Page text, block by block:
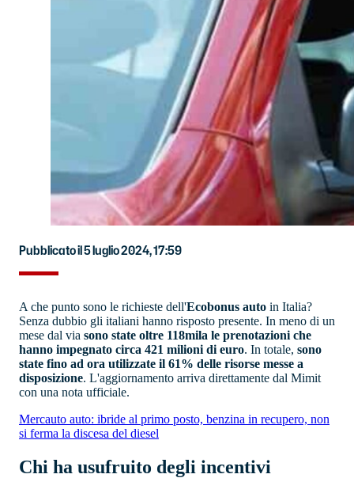
Pubblicato il 5 luglio 2024, 17:59
A che punto sono le richieste dell'Ecobonus auto in Italia?
Senza dubbio gli italiani hanno risposto presente. In meno di un
mese dal via sono state oltre 118mila le prenotazioni che
hanno impegnato circa 421 milioni di euro. In totale, sono
state fino ad ora utilizzate il 61% delle risorse messe a
disposizione. L'aggiornamento arriva direttamente dal Mimit
con una nota ufficiale.
Mercauto auto: ibride al primo posto, benzina in recupero, non
si ferma la discesa del diesel
Chi ha usufruito degli incentivi